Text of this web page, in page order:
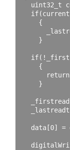
uint32_t
if(
{
}
if(!
{
return
}
data [0] =